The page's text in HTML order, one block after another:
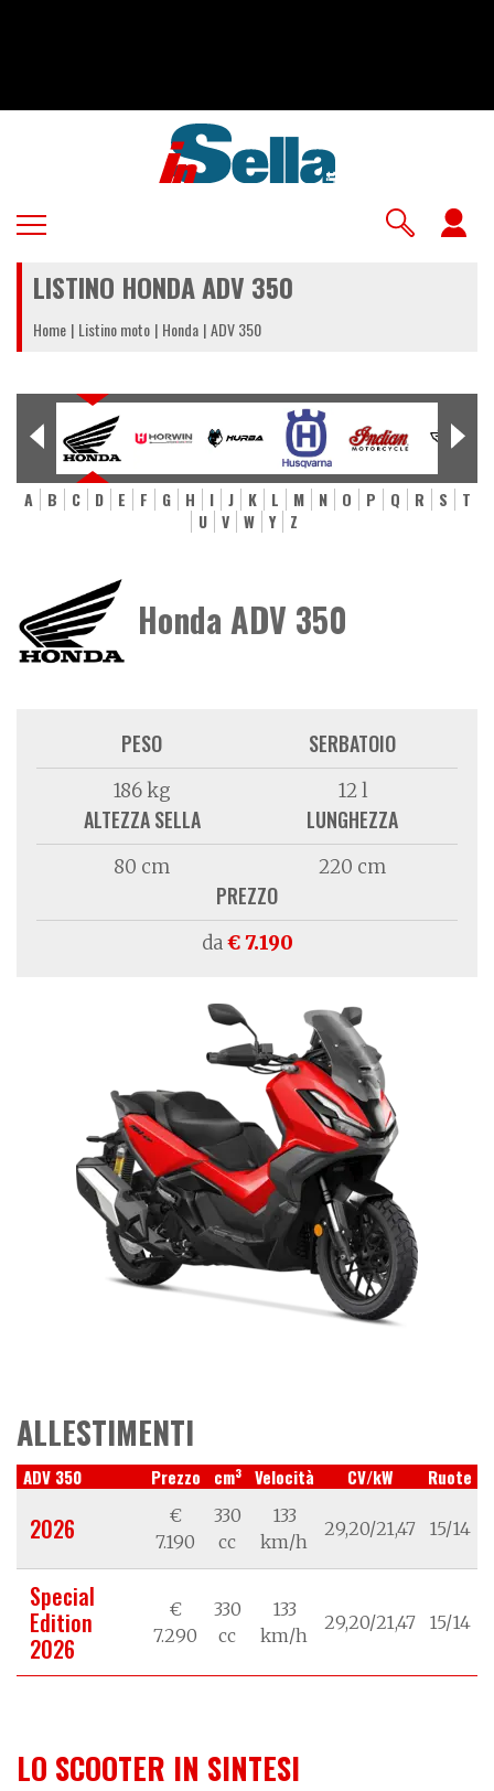
LISTINO HONDA ADV 350
Home Listino moto Honda ADV 350
A B C D E F G H I J K L M N O P Q R S
T
U
V W Y Z
Honda ADV 350
PESO
186 kg
SERBATOIO
12 l
ALTEZZA SELLA
80 cm
LUNGHEZZA
220 cm
PREZZO
da€ 7.190
ALLESTIMENTI
ADV 350 Prezzo cm3 Velocità CV/kW Ruote
2026
€
7.190
330
cc
133
km/h
29,20/21,47 15/14
Special
Edition
2026
€
7.290
330
cc
133
km/h
29,20/21,47 15/14
LO SCOOTER IN SINTESI